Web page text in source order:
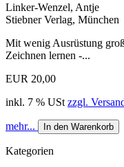
Linker-Wenzel, Antje
Stiebner Verlag, München
Mit wenig Ausrüstung
Zeichnen lernen -...
EUR 20,00
inkl. 7 % USt zzgl.
mehr... In den Warenkorb
Kategorien